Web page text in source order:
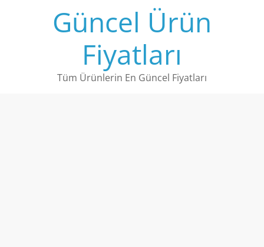
Güncel Ürün
Fiyatları
Tüm Ürünlerin En Güncel Fiyatları